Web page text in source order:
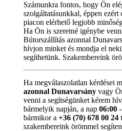
Számunkra fontos, hogy Ön
szolgáltatásunkkal, éppen
piacon elérhető legjobb
Ha Ön is szeretné igénybe
Bútorszállítás azonnal
hívjon minket és mondja el
segíthetünk. Szakembereink
Ha megválaszolatlan kérdései
azonnal Dunavarsány vagy
venni a segítségünket kérem
bármelyik napján, a nap 06:00
bármikor a +36 (70) 678 00 24
szakembereink örömmel